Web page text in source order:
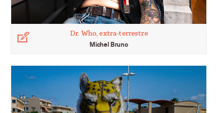
Dr. Who, extra-terrestre
Michel Bruno